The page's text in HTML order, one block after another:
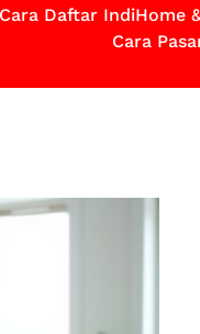
Cara Daftar IndiHome
Cara